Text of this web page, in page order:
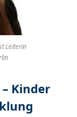
Leiterin
Kinder